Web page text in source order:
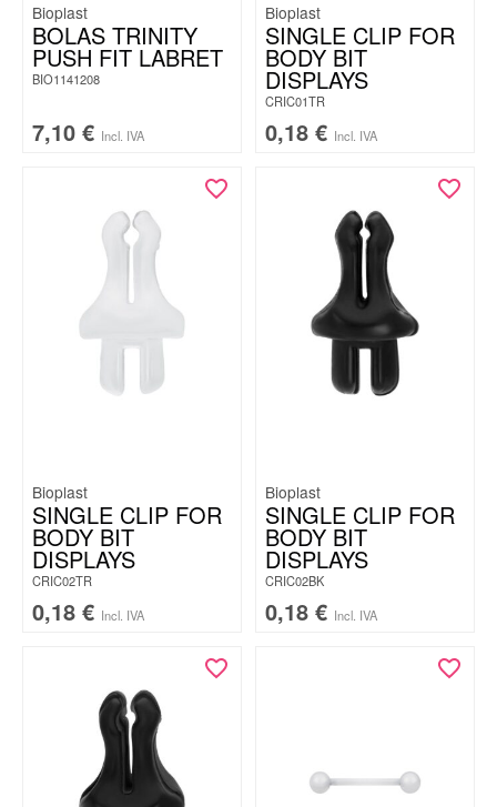
Bioplast
BOLAS TRINITY
PUSH FIT LABRET
BIO1141208
7,10 € Incl. IVA
Bioplast
SINGLE CLIP FOR
BODY BIT
DISPLAYS
CRIC01TR
0,18 € Incl. IVA
Bioplast
SINGLE CLIP FOR
BODY BIT
DISPLAYS
CRIC02TR
0,18 € Incl. IVA
Bioplast
SINGLE CLIP FOR
BODY BIT
DISPLAYS
CRIC02BK
0,18 € Incl. IVA